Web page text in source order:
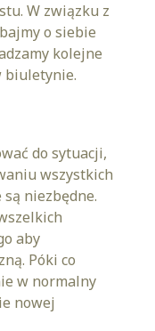
W związku z
o siebie
kolejne
biuletynie.
do sytuacji,
wszystkich
niezbędne.
aby
Póki co
w normalny
nowej